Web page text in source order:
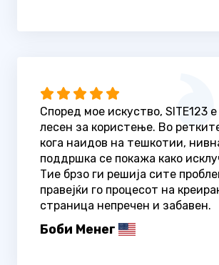
Според мое искуство, SITE123
лесен за користење. Во
кога наидов на тешкотии,
поддршка се покажа како
Тие брзо ги решија сите
правејќи го процесот на
страница непречен и забавен.
Боби Менег